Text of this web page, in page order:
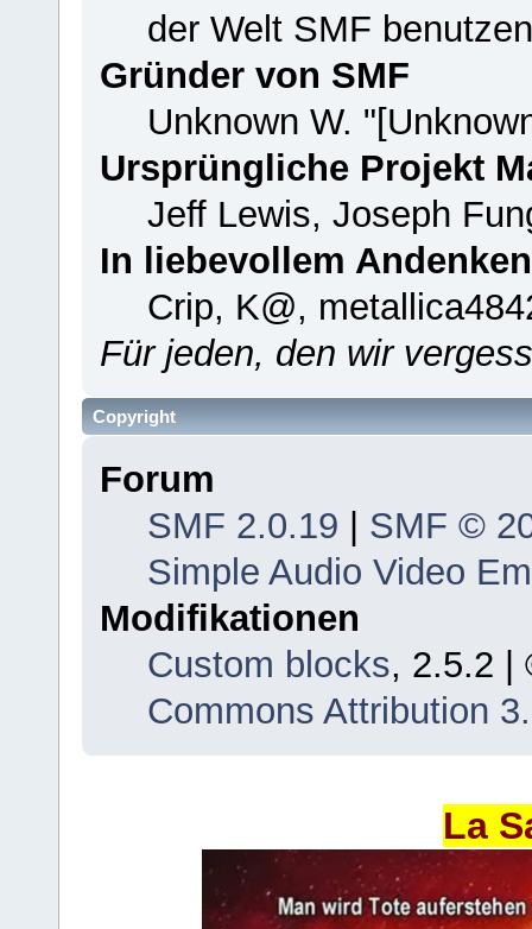
der Welt SMF
Gründer von SMF
Unknown W.
Ursprüngliche Projekt
Jeff Lewis, Joseph
In liebevollem
Crip, K@,
Für jeden, den wir
Copyright
Forum
SMF 2.0.19
SMF ©
Simple Audio Video
Modifikationen
Custom blocks, 2.5.2 |
Commons Attribution
La